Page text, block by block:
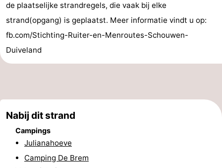
van
Haamstede
Zien
doen
Bezienswaardigheden
-
Kerken
-
Molens
Uitkijkpunten
Attracties
de plaatselijke strandregels, die vaak bij elke
strand(opgang) is geplaatst. Meer informatie vindt u op:
fb.com/Stichting-Ruiter-en-Menroutes-Schouwen-
Duiveland
Nabij dit strand
Campings
Julianahoeve
Camping De Brem